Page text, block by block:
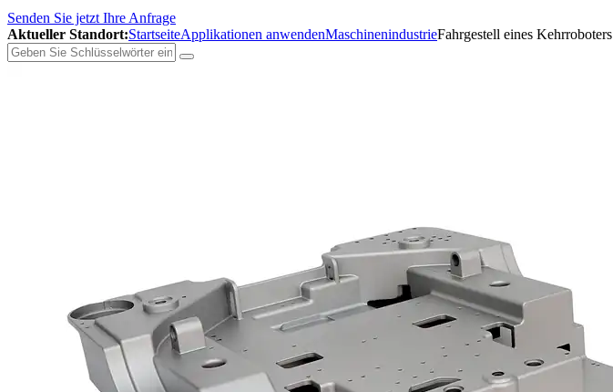
Senden Sie jetzt Ihre Anfrage
Aktueller Standort:StartseiteApplikationen anwendenMaschinenindustrieFahrgestell eines Kehrroboters